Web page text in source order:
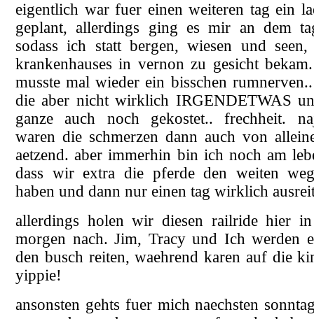
eigentlich war fuer einen weiteren tag ein
geplant, allerdings ging es mir an dem
sodass ich statt bergen, wiesen und
krankenhauses in vernon zu gesicht
musste mal wieder ein bisschen
die aber nicht wirklich IRGENDETWAS
ganze auch noch gekostet.. frechheit.
waren die schmerzen dann auch von
aetzend. aber immerhin bin ich noch am
dass wir extra die pferde den weiten
haben und dann nur einen tag wirklich
allerdings holen wir diesen railride hier
morgen nach. Jim, Tracy und Ich werden
den busch reiten, waehrend karen auf die
yippie!
ansonsten gehts fuer mich naechsten